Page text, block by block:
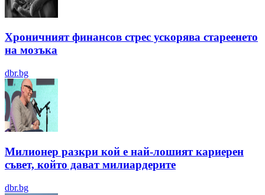
Хроничният финансов стрес ускорява стареенето
на мозъка
dbr.bg
Милионер разкри кой е най-лошият кариерен
съвет, който дават милиардерите
dbr.bg